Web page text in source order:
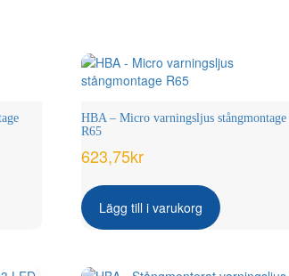
HBA – Micro varningsljus stångmontage
R65
623,75kr
Lägg till i varukorg